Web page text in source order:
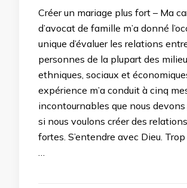
Créer un mariage plus fort – Ma
d’avocat de famille m’a donné
unique d’évaluer les relations
personnes de la plupart des
ethniques, sociaux et
expérience m’a conduit à cinq
incontournables que nous
si nous voulons créer des
fortes. S’entendre avec Dieu.